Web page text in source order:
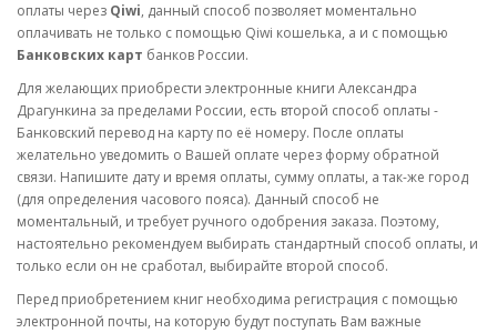
оплаты через Qiwi, данный способ позволяет моментально
оплачивать не только с помощью Qiwi кошелька, а и с помощью
Банковских карт банков России.
Для желающих приобрести электронные книги Александра
Драгункина за пределами России, есть второй способ оплаты -
Банковский перевод на карту по её номеру. После оплаты
желательно уведомить о Вашей оплате через форму обратной
связи. Напишите дату и время оплаты, сумму оплаты, а так-же город
(для определения часового пояса). Данный способ не
моментальный, и требует ручного одобрения заказа. Поэтому,
настоятельно рекомендуем выбирать стандартный способ оплаты, и
только если он не сработал, выбирайте второй способ.
Перед приобретением книг необходима регистрация с помощью
электронной почты, на которую будут поступать Вам важные